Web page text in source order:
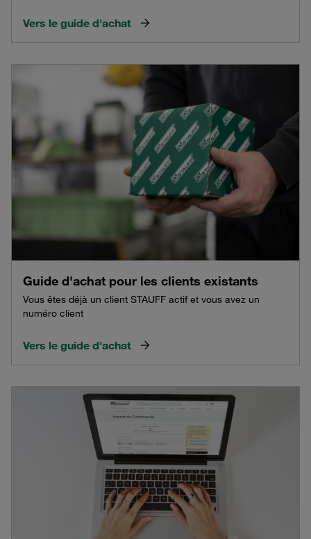
Vers le guide d'achat
Guide d'achat pour les clients existants
Vous êtes déjà un client STAUFF actif et vous avez un
numéro client
Vers le guide d'achat